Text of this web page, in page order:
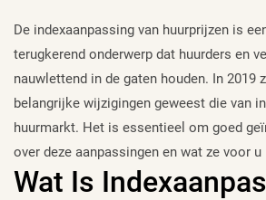
De indexaanpassing van huurprijzen is
terugkerend onderwerp dat huurders en
nauwlettend in de gaten houden. In 2019
belangrijke wijzigingen geweest die van
huurmarkt. Het is essentieel om goed
over deze aanpassingen en wat ze voor u
Wat Is